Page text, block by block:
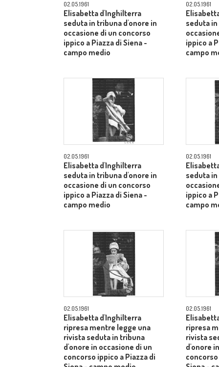
02.05.1961
Elisabetta d'Inghilterra
seduta in tribuna d'onore in
occasione di un concorso
ippico a Piazza di Siena -
campo medio
02.05.1961
seduta
ippico a
campo
02.05.1961
Elisabetta d'Inghilterra
seduta in tribuna d'onore in
occasione di un concorso
ippico a Piazza di Siena -
campo medio
02.05.1961
seduta
ippico a
campo
02.05.1961
Elisabetta d'Inghilterra
ripresa mentre legge una
rivista seduta in tribuna
d'onore in occasione di un
concorso ippico a Piazza di
02.05.1961
ripresa
rivista
d'onore